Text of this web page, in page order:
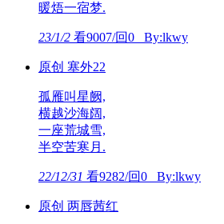
暖焐一宿梦.
23/1/2 看9007/回0 By:lkwy
原创 塞外22
孤雁叫星阙,
横越沙海阔,
一座荒城雪,
半空苦寒月.
22/12/31 看9282/回0 By:lkwy
原创 两唇茜红